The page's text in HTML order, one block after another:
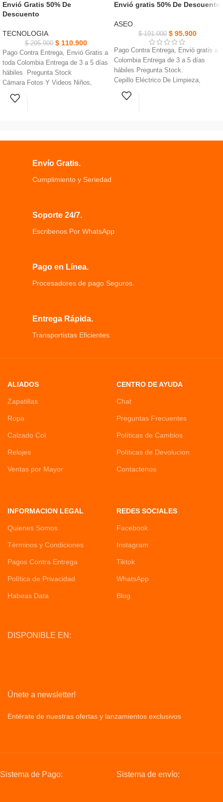
AGOT
ADO
NUEVO
Envió Gratis 50% De
Descuento
TECNOLOGIA
$205.900 $110.900
Pago Contra Entrega, Envió Gratis a
toda Colombia Entrega de 3 a 5 días
hábiles Pregunta Stock
Cámara Fotos Y Videos Niños,
incorpora una tarjeta micro SD para
almacenar miles de fotos.
Nuestra cámara para niños incorpora
Envió gratis 50% De Descuento
ASEO
$191.000 $95.900
Pago Contra Entrega, Envió gratis a
Colombia Entrega de 3 a 5 días
hábiles Pregunta Stock.
Cepillo Eléctrico De Limpieza,
Funciona con 4 pilas AA.
El ABS El mango de plástico es
cepillo para satisfacer sus diferentes
Envío Gratis.
Cumplimiento y Seriedad
Soporte 24/7.
Escribenos Por WhatsApp
Pago en Línea.
Procesadores de pago Seguros.
Entrega Rápida.
Transportistas Eficientes
ALIADOS
Zapatillas
Ropa
Calzado Col
Relojes
Ventas por Mayor
CENTRO DE AYUDA
Chat
Preguntas Frecuentes
Políticas de Cambios
Políticas de Devolucion
Contactenos
INFORMACION LEGAL
Quienes Somos
Términos y Condiciones
Pagos Contra Entrega
Política de Privacidad
Habeas Data
REDES SOCIALES
Facebook
Instagram
Tiktok
WhatsApp
Blog
DISPONIBLE EN:
Únete a newsletter!
Entérate de nuestras ofertas y lanzamientos exclusivos
Sistema de Pago: Sistema de envío: